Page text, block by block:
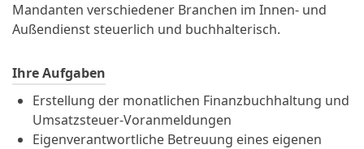
Mandanten verschiedener Branchen im Innen- und
Außendienst steuerlich und buchhalterisch.
Ihre Aufgaben
Erstellung der monatlichen Finanzbuchhaltung und
Umsatzsteuer-Voranmeldungen
Eigenverantwortliche Betreuung eines eigenen